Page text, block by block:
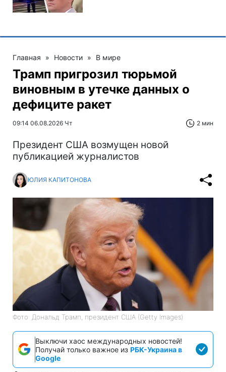
Главная » Новости » В мире
Трамп пригрозил тюрьмой
виновным в утечке данных о
дефиците ракет
09:14 06.08.2026 Чт 2 мин
Президент США возмущен новой
публикацией журналистов
ЮЛИЯ КАПИТОНОВА
Фото: Дональд Трамп, президент США (Getty Images)
Выключи хаос международных новостей!
Получай только важное из РБК-Украина в
Google